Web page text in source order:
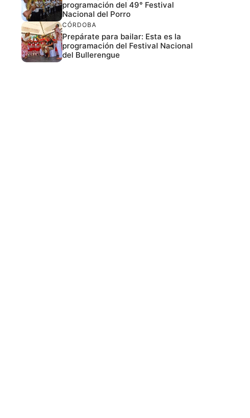
programación del 49° Festival
Nacional del Porro
CÓRDOBA
Prepárate para bailar: Esta es la
programación del Festival Nacional
del Bullerengue